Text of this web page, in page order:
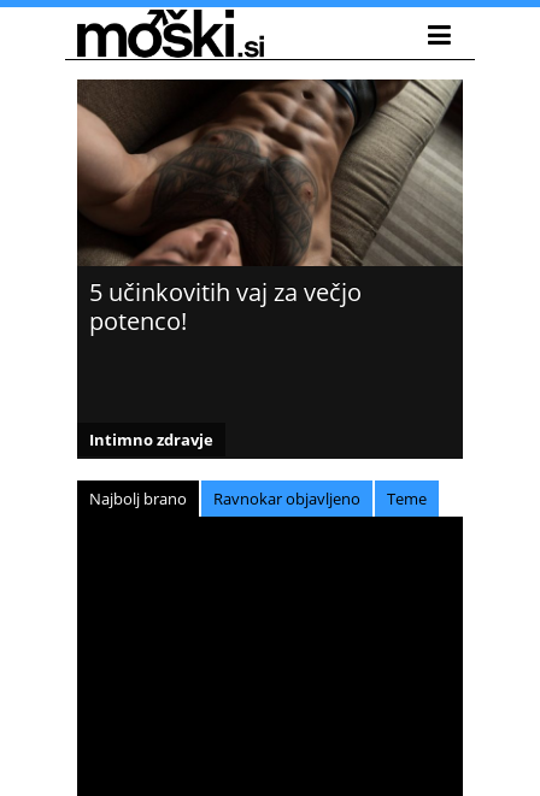
5 učinkovitih vaj za večjo
potenco!
Intimno zdravje
Najbolj brano Ravnokar objavljeno Teme